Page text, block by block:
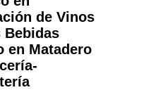
de Vinos
Bebidas
en Matadero